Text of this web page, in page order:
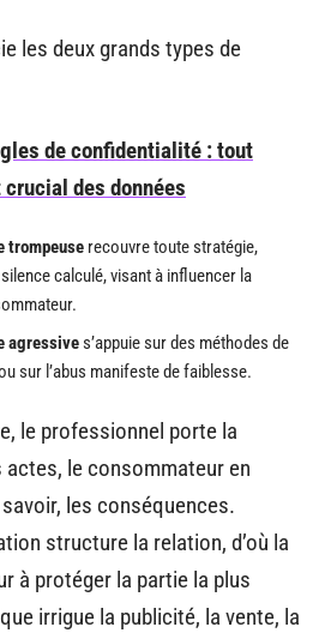
les deux grands types de
de confidentialité : tout
des données
trompeuse recouvre toute stratégie,
calculé, visant à influencer la
agressives’appuie sur des méthodes de
sur l’abus manifeste de faiblesse.
le professionnel porte la
le consommateur en
les conséquences.
structure la relation, d’où la
à protéger la partie la plus
irrigue la publicité, la vente, la